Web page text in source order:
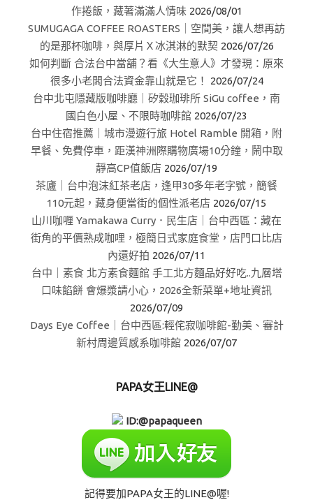
作捲飯，藏著滿滿人情味 2026/08/01
SUMUGAGA COFFEE ROASTERS｜空間美，讓人想再訪
的是那杯咖啡，與厚片Ｘ冰淇淋的默契 2026/07/26
如何判斷 合法台中當舖？看《大生意人》才發現：原來
很多小老闆合法資金靠山就是它！
2026/07/24
台中北屯隱藏版咖啡廳｜矽穀珈琲所 SiGu coffee，南
國白色小屋、不限時咖啡館 2026/07/23
台中住宿推薦｜城市漫遊行旅 Hotel Ramble 開箱，附
早餐、免費停車，距漢神洲際購物廣場10分鐘，鬧中取
靜高CP值飯店 2026/07/19
茶廬｜台中泡沫紅茶老店，逢甲30多年老字號，簡餐
110元起，藏身便當街的個性派老店 2026/07/15
山川咖喱 Yamakawa Curry．民生店｜台中西區：藏在
街角的平價熟成咖哩，極簡日式家庭食堂，店門口比店
內還好拍 2026/07/11
台中｜素食 北方素食麵館 手工北方麵品好好吃..九層塔
口味餡餅 會爆漿請小心，2026全新菜單+地址資訊
2026/07/09
Days Eye Coffee｜台中西區:輕侘寂咖啡館-勤美、審計
新村周邊質感系咖啡館 2026/07/07
PAPA女王LINE@
ID:@papaqueen
記得要加PAPA女王的LINE@喔!